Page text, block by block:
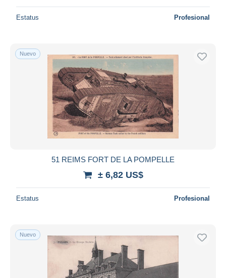
Estatus Profesional
Nuevo
51 REIMS FORT DE LA POMPELLE
± 6,82 US$
Estatus Profesional
Nuevo